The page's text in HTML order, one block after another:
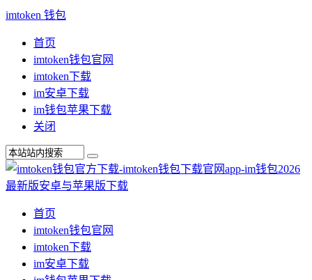
imtoken 钱包
首页
imtoken钱包官网
imtoken下载
im安卓下载
im钱包苹果下载
关闭
首页
imtoken钱包官网
imtoken下载
im安卓下载